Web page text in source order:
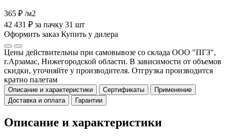
365 ₽ /м2
42 431 ₽ за пачку 31 шт
Оформить заказ Купить у дилера
Цены действительны при самовывозе со склада ООО "ПГЗ",
г.Арзамас, Нижегородской области. В зависимости от объемов
скидки, уточняйте у производителя. Отгрузка производится
кратно палетам
Описание и характеристики Сертификаты
Применение
Доставка и оплата
Гарантии
Описание и характеристики